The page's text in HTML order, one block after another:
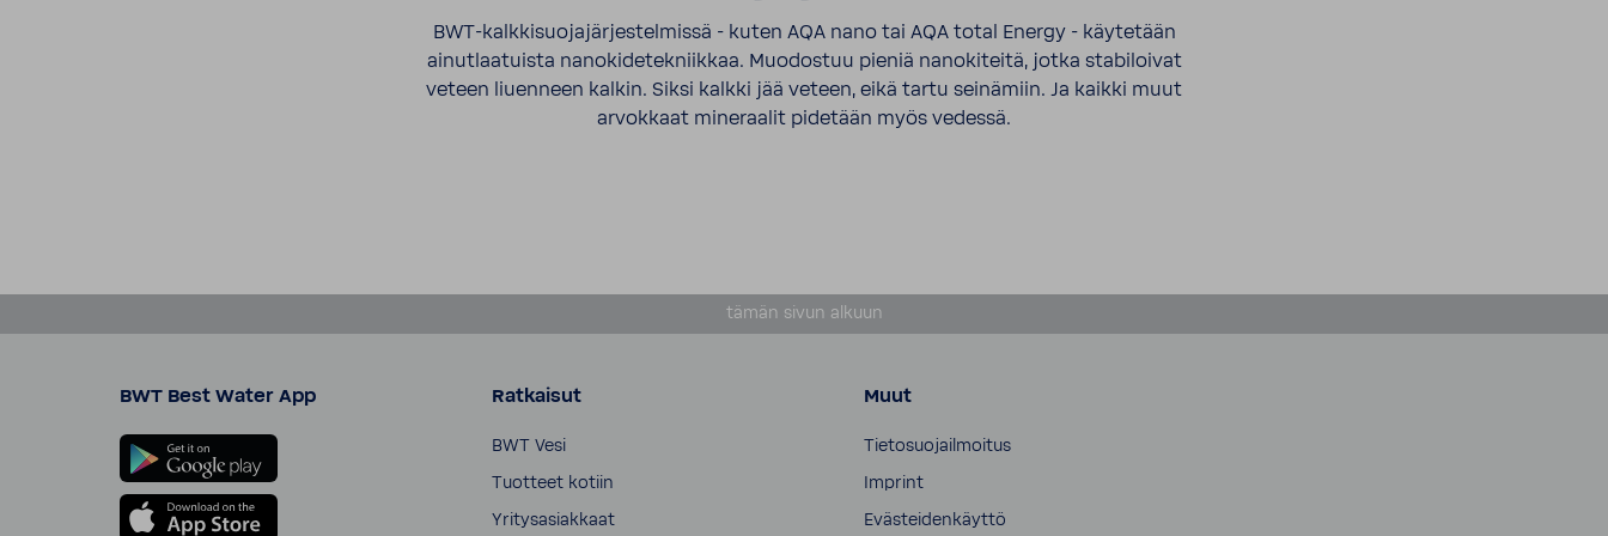
BWT-kalkkisuojajärjestelmissä - kuten AQA nano tai AQA total Energy - käytetään
ainutlaatuista nanokidetekniikkaa. Muodostuu pieniä nanokiteitä, jotka stabiloivat
veteen liuenneen kalkin. Siksi kalkki jää veteen, eikä tartu seinämiin. Ja kaikki muut
arvokkaat mineraalit pidetään myös vedessä.
tämän sivun alkuun
BWT Best Water App Ratkaisut
BWT Vesi
Tuotteet kotiin
Yritysasiakkaat
Muut
Tietosuojailmoitus
Imprint
Evästeidenkäyttö